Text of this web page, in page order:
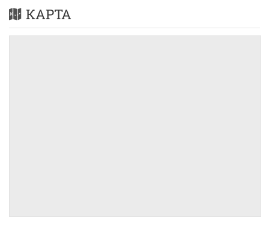
КАРТА